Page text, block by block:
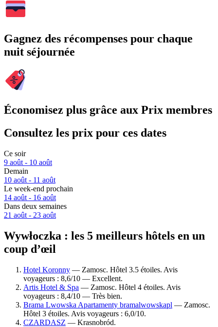
Gagnez des récompenses pour chaque
nuit séjournée
Économisez plus grâce aux Prix membres
Consultez les prix pour ces dates
Ce soir
9 août - 10 août
Demain
10 août - 11 août
Le week-end prochain
14 août - 16 août
Dans deux semaines
21 août - 23 août
Wywłoczka : les 5 meilleurs hôtels en un
coup d’œil
Hotel Koronny — Zamosc. Hôtel 3.5 étoiles. Avis
voyageurs : 8,6/10 — Excellent.
Artis Hotel & Spa — Zamosc. Hôtel 4 étoiles. Avis
voyageurs : 8,4/10 — Très bien.
Brama Lwowska Apartamenty bramalwowskapl — Zamosc.
Hôtel 3 étoiles. Avis voyageurs : 6,0/10.
CZARDASZ — Krasnobród.